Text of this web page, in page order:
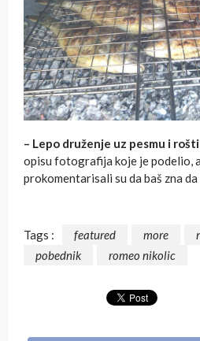
– Lepo druženje uz pesmu i
opisu fotografija koje je podelio,
prokomentarisali su da baš zna da
Tags : featured more
pobednik
romeo nikolic